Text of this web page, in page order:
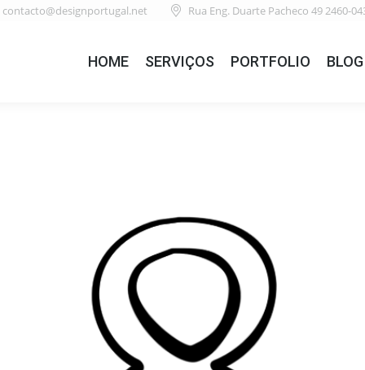
contacto@designportugal.net Rua Eng. Duarte Pacheco 49 2460-
HOME SERVIÇOS PORTFOLIO BLOG